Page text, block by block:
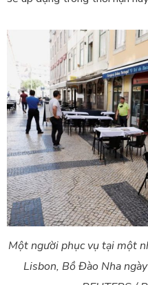
Một người phục vụ tại một
Lisbon, Bồ Đào Nha